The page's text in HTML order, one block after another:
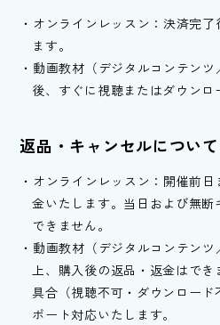
オンラインレッスン：決済完
ます。
動画教材（デジタルコンテン
後、すぐに視聴またはダウンロ
返品・キャンセルについて
オンラインレッスン：開催前
金いたします。当日および無
できません。
動画教材（デジタルコンテン
上、購入後の返品・返金はで
具合（視聴不可・ダウンロー
ポート対応いたします。